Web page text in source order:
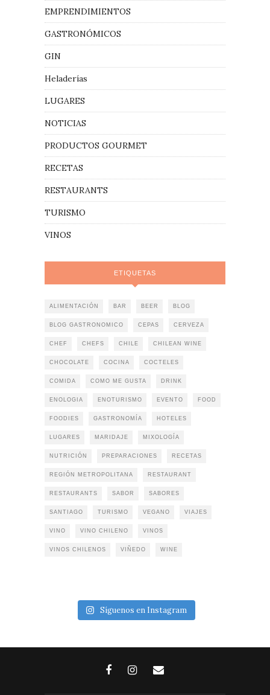
EMPRENDIMIENTOS
GASTRONÓMICOS
GIN
Heladerías
LUGARES
NOTICIAS
PRODUCTOS GOURMET
RECETAS
RESTAURANTS
TURISMO
VINOS
ETIQUETAS
ALIMENTACIÓN BAR BEER BLOG
BLOG GASTRONOMICO CEPAS CERVEZA
CHEF CHEFS CHILE CHILEAN WINE
CHOCOLATE COCINA COCTELES
COMIDA COMO ME GUSTA DRINK
ENOLOGIA ENOTURISMO EVENTO FOOD
FOODIES GASTRONOMÍA HOTELES
LUGARES MARIDAJE MIXOLOGÍA
NUTRICIÓN PREPARACIONES RECETAS
REGIÓN METROPOLITANA RESTAURANT
RESTAURANTS SABOR SABORES
SANTIAGO TURISMO VEGANO VIAJES
VINO VINO CHILENO VINOS
VINOS CHILENOS VIÑEDO WINE
Síguenos en Instagram